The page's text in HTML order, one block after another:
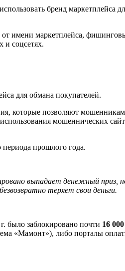
бренд маркетплейса
имени маркетплейса,
и соцсетях.
для обмана покупателей.
которые позволяют мошенникам
мошеннических
прошлого года.
выпадает денежный приз,
теряет свои деньги.
было заблокировано почти 16
«Мамонт»), либо порталы